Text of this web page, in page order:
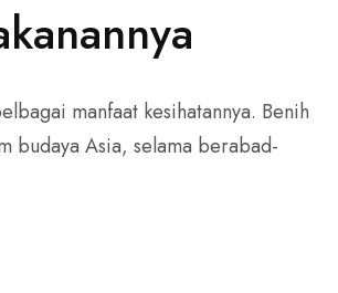
manfaat kesihatannya. Benih
budaya Asia, selama berabad-